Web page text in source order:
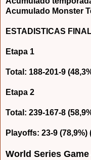
Acumulado Monster
ESTADISTICAS
Etapa 1
Total: 188-201-9
Etapa 2
Total: 239-167-8
Playoffs: 23-9 (78,9%)
World Series Game